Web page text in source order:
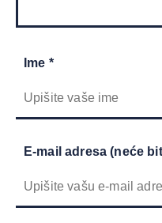
Ime *
E-mail adresa (neće